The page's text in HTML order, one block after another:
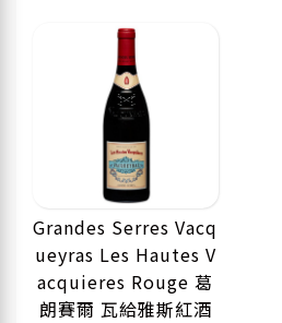
Grandes Serres Vacq
ueyras Les Hautes V
acquieres Rouge 葛
朗賽爾 瓦給雅斯紅酒